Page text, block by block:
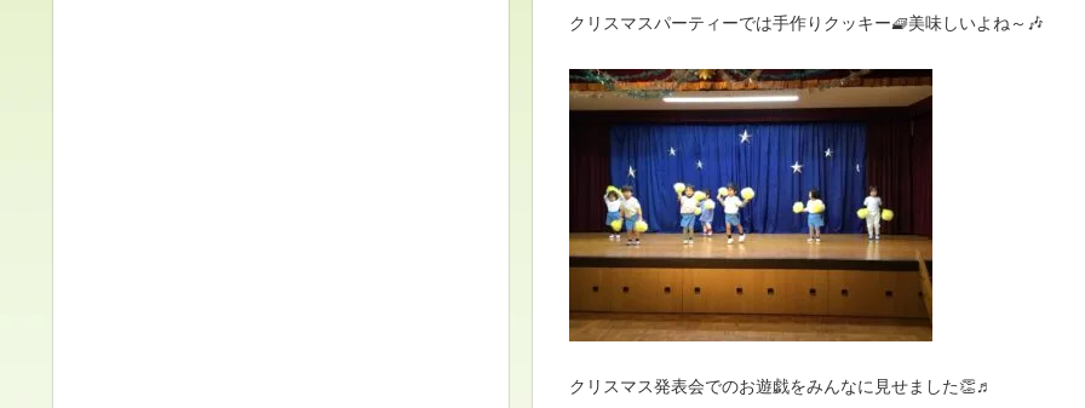
クリスマスパーティーでは手作りクッキー🧇美味しいよね～🎶
クリスマス発表会でのお遊戯をみんなに見せました👏♬